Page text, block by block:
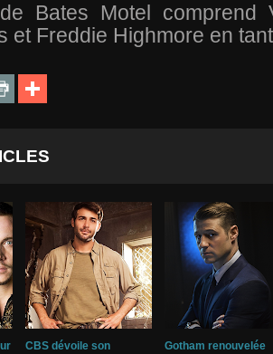
Bates Motel comprend
et Freddie Highmore en
CBS dévoile son
Gotham renouvelée